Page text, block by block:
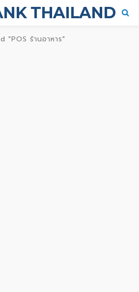
THAILAND
"POS ร้านอาหาร"